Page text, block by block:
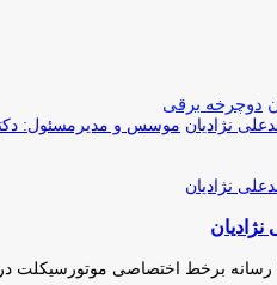
دوچرخه برقی
موسس و مدیرمسئول:
رسانه برخط اختصاصی موتورسیکلت